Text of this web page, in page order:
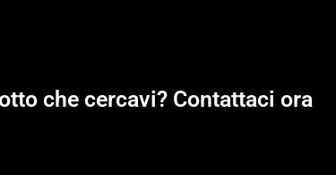
che cercavi? Contattaci ora